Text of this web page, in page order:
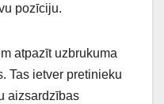
pozīciju.
atpazīt uzbrukuma
Tas ietver pretinieku
aizsardzības